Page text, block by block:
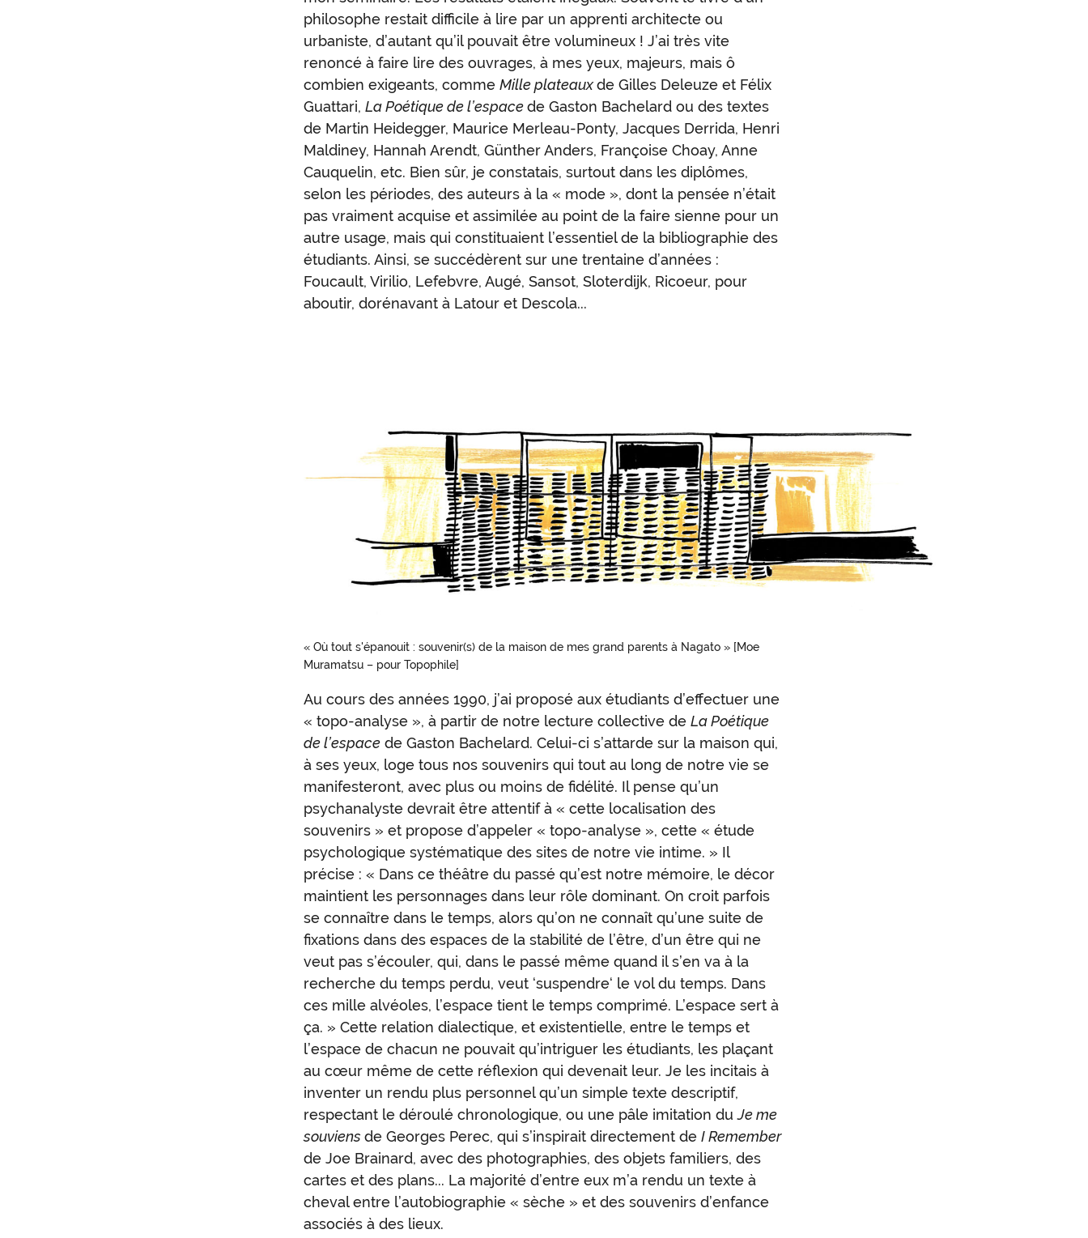
philosophe restait difficile à lire par un apprenti architecte ou
urbaniste, d’autant qu’il pouvait être volumineux ! J’ai très vite
renoncé à faire lire des ouvrages, à mes yeux, majeurs, mais ô
combien exigeants, commeMille plateauxde Gilles Deleuze et Félix
Guattari,La Poétique de l’espacede Gaston Bachelard ou des textes
de Martin Heidegger, Maurice Merleau-Ponty, Jacques Derrida, Henri
Maldiney, Hannah Arendt, Günther Anders, Françoise Choay, Anne
Cauquelin, etc. Bien sûr, je constatais, surtout dans les diplômes,
selon les périodes, des auteurs à la « mode », dont la pensée n’était
pas vraiment acquise et assimilée au point de la faire sienne pour un
autre usage, mais qui constituaient l’essentiel de la bibliographie des
étudiants. Ainsi, se succédèrent sur une trentaine d’années :
Foucault, Virilio, Lefebvre, Augé, Sansot, Sloterdijk, Ricoeur, pour
aboutir, dorénavant à Latour et Descola...
« Où tout s'épanouit : souvenir(s) de la maison de mes grand parents à Nagato » [Moe
Muramatsu – pour Topophile]
Gaston
Bachelard
et
la
topo-
analyse
Au cours des années 1990, j’ai proposé aux étudiants d’effectuer une
« topo-analyse », à partir de notre lecture collective deLa Poétique
de l’espace de Gaston Bachelard. Celui-ci s’attarde sur la maison qui,
à ses yeux, loge tous nos souvenirs qui tout au long de notre vie se
manifesteront, avec plus ou moins de fidélité. Il pense qu’un
psychanalyste devrait être attentif à « cette localisation des
souvenirs » et propose d’appeler « topo-analyse », cette « étude
psychologique systématique des sites de notre vie intime. » Il
précise : « Dans ce théâtre du passé qu’est notre mémoire, le décor
maintient les personnages dans leur rôle dominant. On croit parfois
se connaître dans le temps, alors qu’on ne connaît qu’une suite de
fixations dans des espaces de la stabilité de l’être, d’un être qui ne
veut pas s’écouler, qui, dans le passé même quand il s’en va à la
recherche du temps perdu, veut ‘suspendre‘ le vol du temps. Dans
ces mille alvéoles, l’espace tient le temps comprimé. L’espace sert à
ça. » Cette relation dialectique, et existentielle, entre le temps et
l’espace de chacun ne pouvait qu’intriguer les étudiants, les plaçant
au cœur même de cette réflexion qui devenait leur. Je les incitais à
inventer un rendu plus personnel qu’un simple texte descriptif,
respectant le déroulé chronologique, ou une pâle imitation duJe me
souviensde Georges Perec, qui s’inspirait directement deI Remember
de Joe Brainard, avec des photographies, des objets familiers, des
cartes et des plans... La majorité d’entre eux m’a rendu un texte à
cheval entre l’autobiographie « sèche » et des souvenirs d’enfance
associés à des lieux.